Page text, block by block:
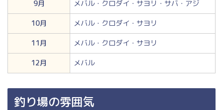
9月
メバル・クロダイ・サヨリ・サバ・アジ
10月
メバル・クロダイ・サヨリ
11月
メバル・クロダイ・サヨリ
12月
メバル
釣り場の雰囲気